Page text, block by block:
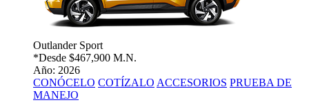
Outlander Sport
*Desde $467,900 M.N.
Año: 2026
CONÓCELO COTÍZALO ACCESORIOS PRUEBA DE
MANEJO